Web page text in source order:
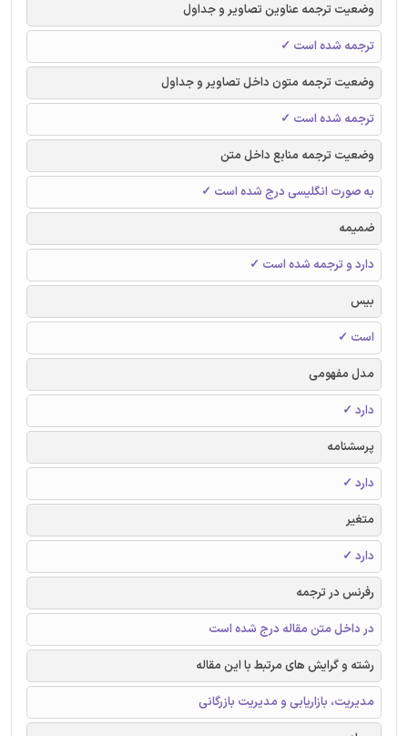
وضعیت ترجمه عناوین تصاویر و جداول
ترجمه شده است ✓
وضعیت ترجمه متون داخل تصاویر و جداول
ترجمه شده است ✓
وضعیت ترجمه منابع داخل متن
به صورت انگلیسی درج شده است ✓
ضمیمه
دارد و ترجمه شده است ✓
بیس
است ✓
مدل مفهومی
دارد ✓
پرسشنامه
دارد ✓
متغیر
دارد ✓
رفرنس در ترجمه
در داخل متن مقاله درج شده است
رشته و گرایش های مرتبط با این مقاله
مدیریت، بازاریابی و مدیریت بازرگانی